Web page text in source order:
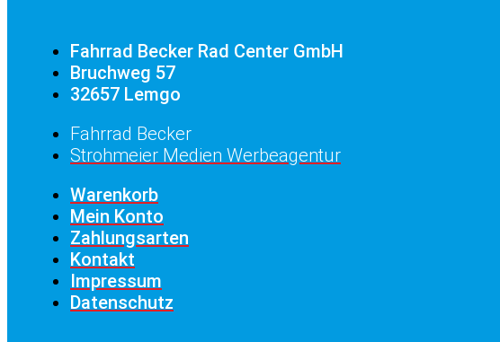
Fahrrad Becker Rad Center GmbH
Bruchweg 57
32657 Lemgo
Fahrrad Becker
Strohmeier Medien Werbeagentur
Warenkorb
Mein Konto
Zahlungsarten
Kontakt
Impressum
Datenschutz